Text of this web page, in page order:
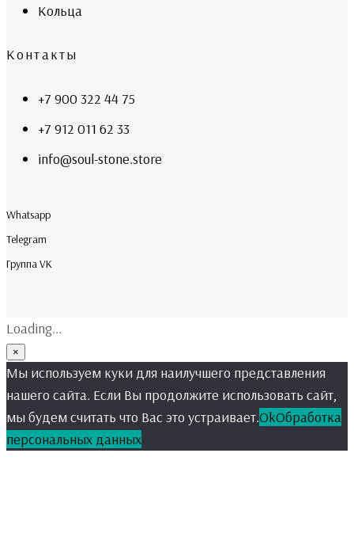
Кольца
Контакты
+7 900 322 44 75
+7 912 011 62 33
info@soul-stone.store
Whatsapp
Telegram
Группа VK
Loading...
×
Мы используем куки для наилучшего представления
нашего сайта. Если Вы продолжите использовать сайт,
мы будем считать что Вас это устраивает.OkОбработка
персональных данных